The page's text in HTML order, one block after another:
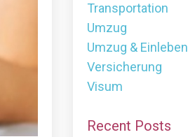
Transportation
Umzug
Umzug & Einleben
Versicherung
Visum
Recent Posts